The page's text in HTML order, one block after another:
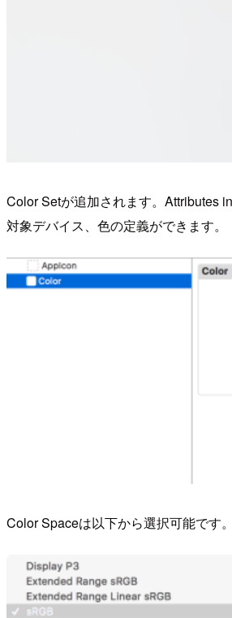
Color Setが追加されます。Attributes
対象デバイス、色の定義ができます。
Color Spaceは以下から選択可能です。